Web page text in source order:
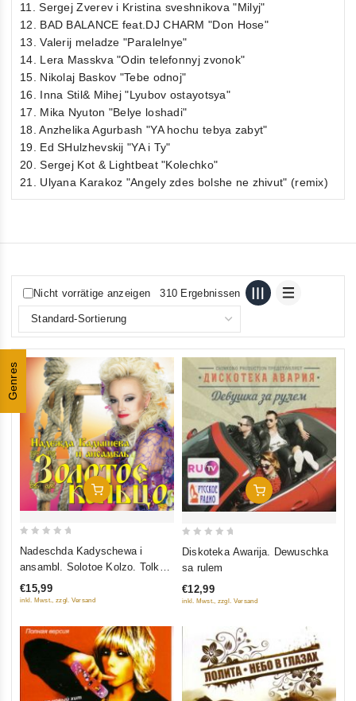
Genres
11. Sergej Zverev i Kristina sveshnikova "Milyj"
12. BAD BALANCE feat.DJ CHARM "Don Hose"
13. Valerij meladze "Paralelnye"
14. Lera Masskva "Odin telefonnyj zvonok"
15. Nikolaj Baskov "Tebe odnoj"
16. Inna Stil& Mihej "Lyubov ostayotsya"
17. Mika Nyuton "Belye loshadi"
18. Anzhelika Agurbash "YA hochu tebya zabyt"
19. Ed SHulzhevskij "YA i Ty"
20. Sergej Kot & Lightbeat "Kolechko"
21. Ulyana Karakoz "Angely zdes bolshe ne zhivut" (remix)
Nicht vorrätige anzeigen 310 Ergebnissen
In Den Warenkorb
5
Nadeschda Kadyschewa i
ansambl. Solotoe Kolzo. Tolko
Lutschschee (mp3)
€15,99
inkl. Mwst., zzgl. Versand
In Den Warenkorb
5
Diskoteka Awarija. Dewuschka
sa rulem
€12,99
inkl. Mwst., zzgl. Versand